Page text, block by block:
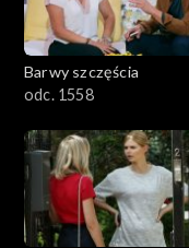
Barwy szczęścia
odc. 1558